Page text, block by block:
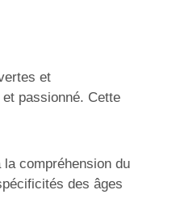
et
passionné. Cette
compréhension du
des âges